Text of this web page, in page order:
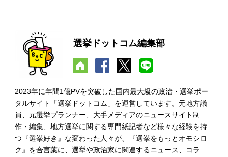
選挙ドットコム編集部
2023年に年間1億PVを突破した国内最大級の政治・選挙ポー
タルサイト「選挙ドットコム」を運営しています。元地方議
員、元選挙プランナー、大手メディアのニュースサイト制
作・編集、地方選挙に関する専門紙記者など様々な経験を持
つ『選挙好き』な変わった人々が、『選挙をもっとオモシロ
ク』を合言葉に、選挙や政治家に関連するニュース、コラ